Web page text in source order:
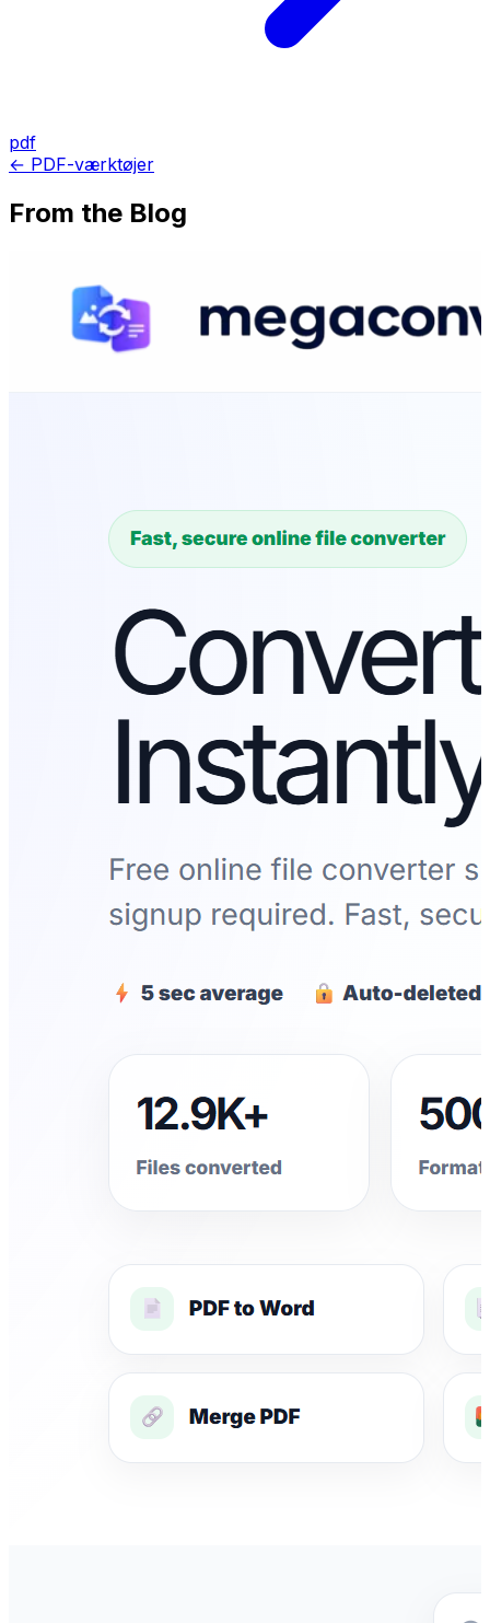
pdf
← PDF-værktøjer
From the Blog